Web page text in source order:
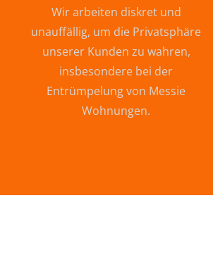
Wir arbeiten diskret und
unauffällig, um die Privatsphäre
unserer Kunden zu wahren,
insbesondere bei der
Entrümpelung von Messie
Wohnungen.